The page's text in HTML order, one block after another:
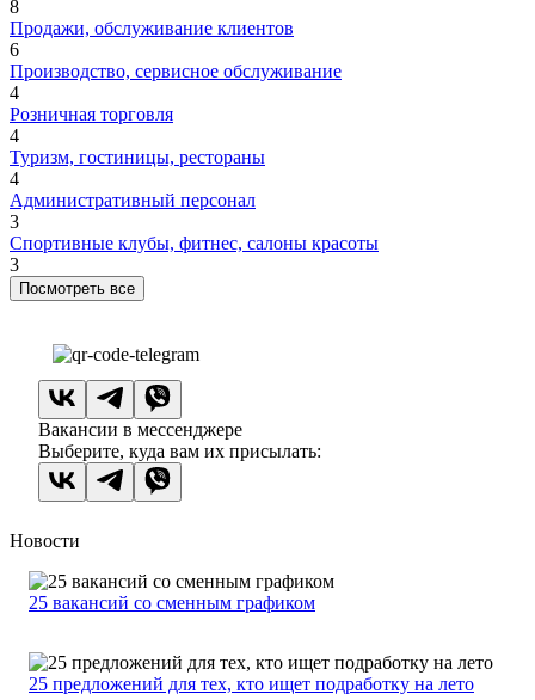
8
Продажи, обслуживание клиентов
6
Производство, сервисное обслуживание
4
Розничная торговля
4
Туризм, гостиницы, рестораны
4
Административный персонал
3
Спортивные клубы, фитнес, салоны красоты
3
Посмотреть все
Вакансии в мессенджере
Выберите, куда вам их присылать:
Новости
25 вакансий со сменным графиком
25 предложений для тех, кто ищет подработку на лето